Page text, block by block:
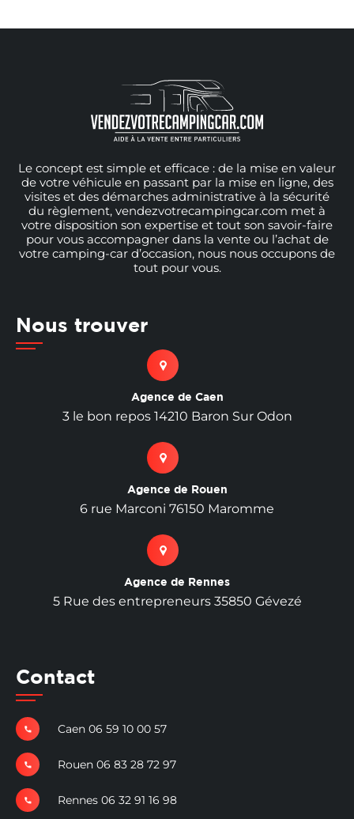
Le concept est simple et efficace : de la mise en valeur
de votre véhicule en passant par la mise en ligne, des
visites et des démarches administrative à la sécurité
du règlement, vendezvotrecampingcar.com met à
votre disposition son expertise et tout son savoir-faire
pour vous accompagner dans la vente ou l’achat de
votre camping-car d’occasion, nous nous occupons de
tout pour vous.
Nous trouver
Agence de Caen
3 le bon repos 14210 Baron Sur Odon
Agence de Rouen
6 rue Marconi 76150 Maromme
Agence de Rennes
5 Rue des entrepreneurs 35850 Gévezé
Contact
Caen 06 59 10 00 57
Rouen 06 83 28 72 97
Rennes 06 32 91 16 98